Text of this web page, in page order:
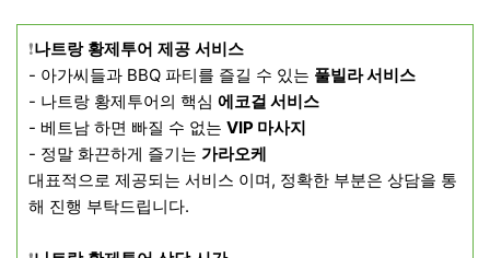
❗️나트랑 황제투어 제공 서비스
- 아가씨들과 BBQ 파티를 즐길 수 있는 풀빌라 서비스
- 나트랑 황제투어의 핵심 에코걸 서비스
- 베트남 하면 빠질 수 없는 VIP 마사지
- 정말 화끈하게 즐기는 가라오케
​대표적으로 제공되는 서비스 이며, 정확한 부분은 상담을 통
해 진행 부탁드립니다.